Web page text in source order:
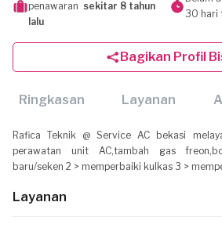
penawaran sekitar 8 tahun
lalu
30 hari
Bagikan Profil
Ringkasan Layanan
Rafica Teknik @ Service AC bekasi
perawatan unit AC,tambah gas
baru/seken 2 > memperbaiki kulkas 3 >
Layanan